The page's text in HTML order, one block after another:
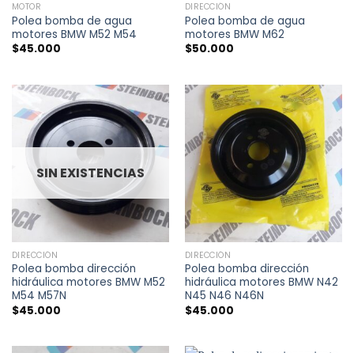
MOTOR
Polea bomba de agua
motores BMW M52 M54
$45.000
DIRECCIÓN
Polea bomba de agua
motores BMW M62
$50.000
SIN EXISTENCIAS
DIRECCIÓN
Polea bomba dirección
hidráulica motores BMW M52
M54 M57N
$45.000
DIRECCIÓN
Polea bomba dirección
hidráulica motores BMW N42
N45 N46 N46N
$45.000